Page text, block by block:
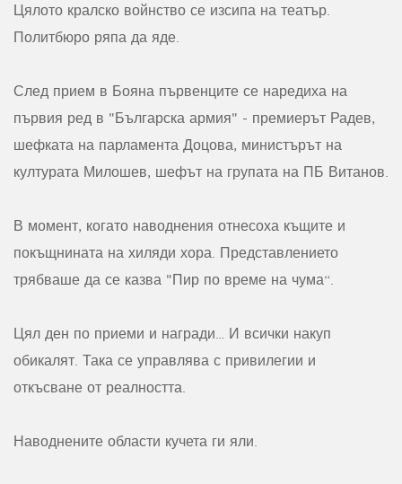
Цялото кралско войнство се изсипа на театър.
Политбюро ряпа да яде.
След прием в Бояна първенците се наредиха на
първия ред в "Българска армия" - премиерът Радев,
шефката на парламента Доцова, министърът на
културата Милошев, шефът на групата на ПБ Витанов.
В момент, когато наводнения отнесоха къщите и
покъщнината на хиляди хора. Представлението
трябваше да се казва "Пир по време на чума“.
Цял ден по приеми и награди… И всички накуп
обикалят. Така се управлява с привилегии и
откъсване от реалността.
Наводнените области кучета ги яли.